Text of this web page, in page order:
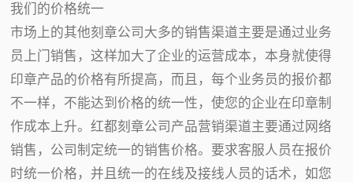
我们的价格统一
市场上的其他刻章公司大多的销售渠道主要是通过业务
员上门销售，这样加大了企业的运营成本，本身就使得
印章产品的价格有所提高，而且，每个业务员的报价都
不一样，不能达到价格的统一性，使您的企业在印章制
作成本上升。红都刻章公司产品营销渠道主要通过网络
销售，公司制定统一的销售价格。要求客服人员在报价
时统一价格，并且统一的在线及接线人员的话术，如您